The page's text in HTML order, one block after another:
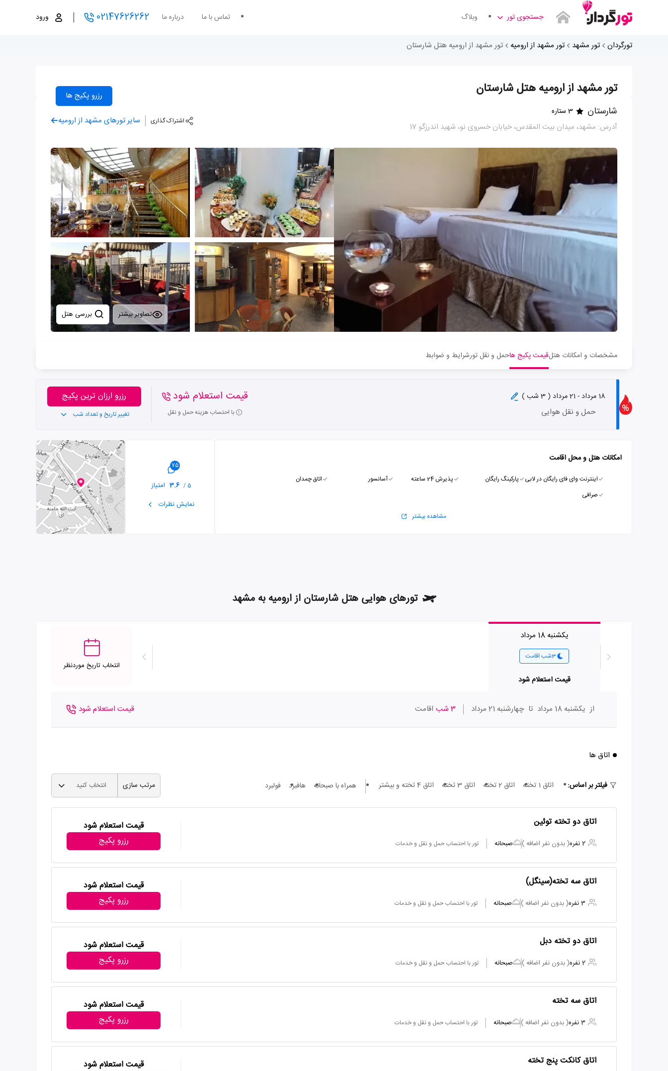
جستجوی تور وبلاگ تماس با ما درباره ما 02147626262 ورود
تورگردان تور مشهد تور مشهد از ارومیه تور مشهد از ارومیه هتل شارستان
تور مشهد از ارومیه هتل شارستان رزرو پکیج ها
شارستان 3 ستاره
آدرس: مشهد، میدان بیت المقدس، خیابان خسروی نو، شهید اندرزگو 17
اشتراک گذاری سایر تورهای مشهد از ارومیه
تصاویر بیشتر
مشخصات و امکانات هتلقیمت پکیج هاحمل و نقل تورشرایط و ضوابط
18 مرداد - 21 مرداد ( 3 شب )
حمل و نقل هوایی
قیمت استعلام شود
با احتساب هزینه حمل و نقل
رزرو ارزان ترین پکیج
تغییر تاریخ و تعداد شب
امکانات هتل و محل اقامت
اینترنت وای فای رایگان در لابی پارکینگ رایگان پذیرش 24 ساعته آسانسور
اتاق چمدان
صرافی
مشاهده بیشتر
75
5 /
3.6 امتیاز
نمایش نظرات
تورهای هوایی هتل شارستان از ارومیه به مشهد
یکشنبه 18 مرداد
3شب اقامت
قیمت استعلام شود
انتخاب تاریخ موردنظر
از یکشنبه 18 مرداد تا چهارشنبه 21 مرداد 3 شب اقامت قیمت استعلام شود
اتاق ها
فیلتر بر اساس: اتاق 1 تخته اتاق 2 تخته اتاق 3 تخته اتاق 4 تخته و بیشتر همراه با صبحانه هافبرد فولبرد مرتب سازی انتخاب کنید
اتاق دو تخته توئین
2 نفره ( بدون نفر اضافه ) صبحانه تور با احتساب حمل و نقل و خدمات
قیمت استعلام شود
رزرو پکیج
اتاق سه تخته(سینگل)
3 نفره ( بدون نفر اضافه ) صبحانه تور با احتساب حمل و نقل و خدمات
قیمت استعلام شود
رزرو پکیج
اتاق دو تخته دبل
2 نفره ( بدون نفر اضافه ) صبحانه تور با احتساب حمل و نقل و خدمات
قیمت استعلام شود
رزرو پکیج
اتاق سه تخته
3 نفره ( بدون نفر اضافه ) صبحانه تور با احتساب حمل و نقل و خدمات
قیمت استعلام شود
رزرو پکیج
اتاق کانکت پنج تخته
قیمت استعلام شود